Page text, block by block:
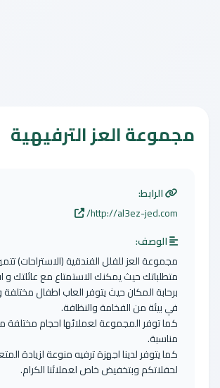
مجموعة العز الترفيهية
الرابط:
http://al3ez-jed.com/
الوصف:
مجموعة العز للفلل الفندقية (الاستراحات)
متطلباتك حيث يمكنك الاستمتاع مع عائلتك و
برحابة المكان حيث يتوفر العاب اطفال
في بيئة من الفخامة والنظافة.
كما توفر المجموعة لعملائها احجام مختلفة
مناسبة.
كما يتوفر لدينا اجهزة ترفيه منوعة لزيادة
لحفلاتكم وبتخفيض خاص لعملائنا الكرام.